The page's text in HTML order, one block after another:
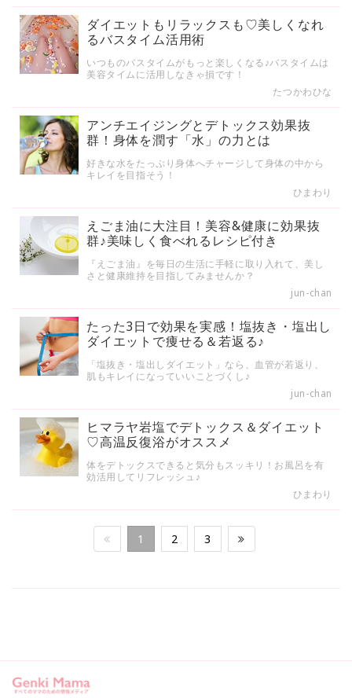
ダイエットもリラックスも♡美しくなれ
るバスタイム活用術
いつものバスタイムがもっと楽しくなる♪バスタイムは
美容タイムに活用しなきゃ損です！
たつかわひな
アンチエイジングとデトックス効果抜
群！身体を潤す「水」の力とは
好きな水をたっぷり身体へチャージして身体の中から
キレイを目指そう！
ひまわり
えごま油に大注目！美容&健康に効果抜
群♪美味しく食べれるレシピ付き
『えごま油』を毎日の生活に手軽に取り入れて、美し
さと健康維持を目指してみませんか？
jun-chan
たった3日で効果を実感！塩抜き・塩出し
ダイエットで痩せる＆若返る♪
「塩抜き・塩出しダイエット」なら、血管が若返り、
肌もキレイになっていいことづくし♪
jun-chan
ヒマラヤ岩塩でデトックス＆ダイエット
♡高温反復浴がオススメ
体をデトックスできると気分もスッキリ！お風呂を有
効活用してリフレッシュ♪
ひまわり
1 2 3